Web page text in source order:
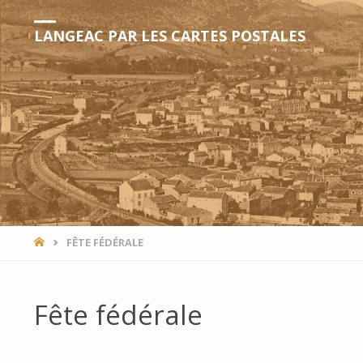
LANGEAC PAR LES CARTES POSTALES
HOMEFÊTE FÉDÉRALE
Fête fédérale